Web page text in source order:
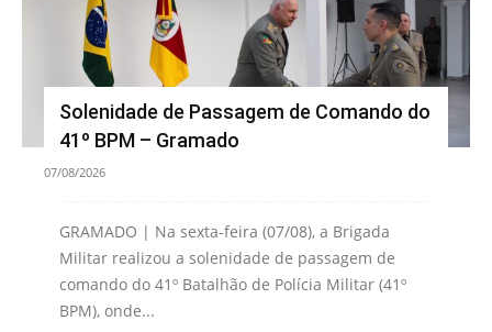
Solenidade de Passagem de Comando do
41º BPM – Gramado
07/08/2026
GRAMADO | Na sexta-feira (07/08), a Brigada
Militar realizou a solenidade de passagem de
comando do 41º Batalhão de Polícia Militar (41º
BPM), onde...